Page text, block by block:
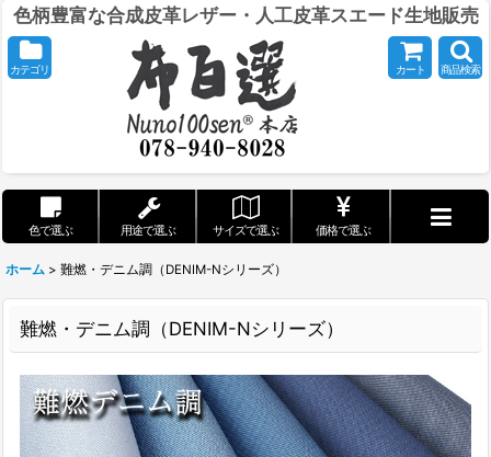
色柄豊富な合成皮革レザー・人工皮革スエード生地販売
カテゴリ カート 商品検索
色で選ぶ 用途で選ぶ サイズで選ぶ 価格で選ぶ
ホーム > 難燃・デニム調（DENIM-Nシリーズ）
難燃・デニム調（DENIM-Nシリーズ）